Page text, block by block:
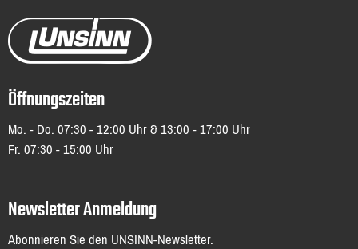
Öffnungszeiten
Mo. - Do. 07:30 - 12:00 Uhr & 13:00 - 17:00 Uhr
Fr. 07:30 - 15:00 Uhr
Newsletter Anmeldung
Abonnieren Sie den UNSINN-Newsletter.